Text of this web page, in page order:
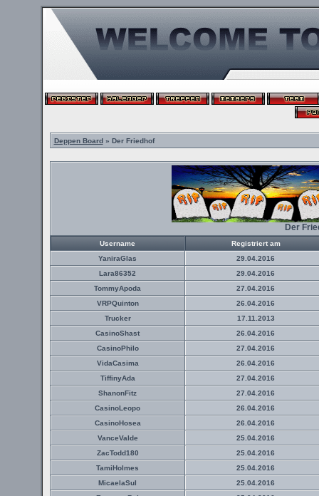
Deppen Board» Der Friedhof
Der
Username
Registriert am
YaniraGlas
29.04.2016
Lara86352
29.04.2016
TommyApoda
27.04.2016
VRPQuinton
26.04.2016
Trucker
17.11.2013
CasinoShast
26.04.2016
CasinoPhilo
27.04.2016
VidaCasima
26.04.2016
TiffinyAda
27.04.2016
ShanonFitz
27.04.2016
CasinoLeopo
26.04.2016
CasinoHosea
26.04.2016
VanceValde
25.04.2016
ZacTodd180
25.04.2016
TamiHolmes
25.04.2016
MicaelaSul
25.04.2016